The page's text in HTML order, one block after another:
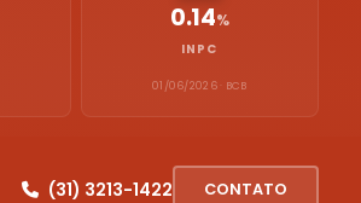
0.14%
INPC
01/06/2026 · BCB
(31) 3213-1422 CONTATO